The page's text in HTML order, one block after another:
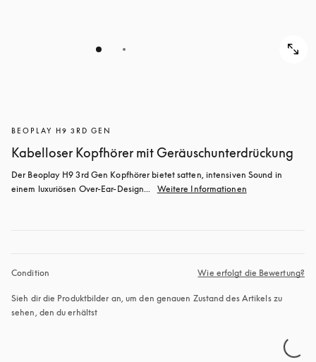
BEOPLAY H9 3RD GEN
Kabelloser Kopfhörer mit Geräuschunterdrückung
Der Beoplay H9 3rd Gen Kopfhörer bietet satten, intensiven Sound in
einem luxuriösen Over-Ear-Design...
Weitere Informationen
Condition Wie erfolgt die Bewertung?
Sieh dir die Produktbilder an, um den genauen Zustand des Artikels zu
sehen, den du erhältst